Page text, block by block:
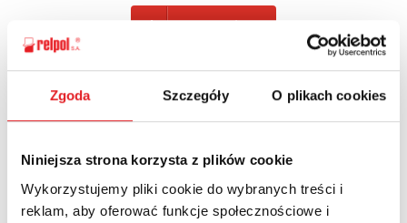
Zgoda Szczegóły O plikach cookies
Niniejsza strona korzysta z plików cookie
Wykorzystujemy pliki cookie do wybranych treści i
reklam, aby oferować funkcje społecznościowe i